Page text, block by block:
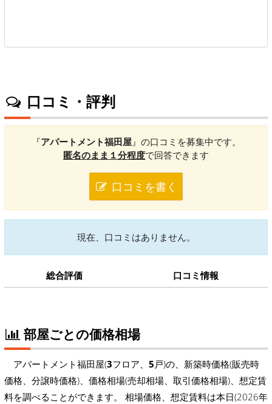
口コミ・評判
『アパートメント福田屋』の口コミを募集中です。
匿名のまま１分程度で回答できます
口コミを書く
現在、口コミはありません。
総合評価 口コミ情報
部屋ごとの価格相場
アパートメント福田屋(3フロア、 5戸)の、新築時価格(販売時
価格、分譲時価格)、価格相場(売却相場、取引価格相場)、想定賃
料を調べることができます。 相場価格、想定賃料は本日(2026年